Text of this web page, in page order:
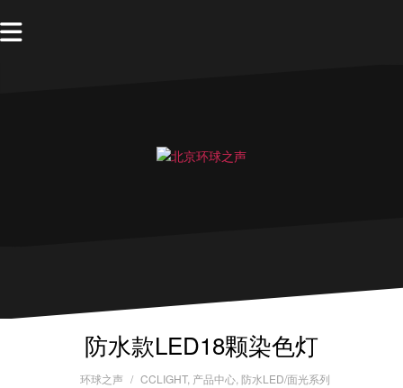
防水款LED18颗染色灯
环球之声 CCLIGHT, 产品中心 防水LED/面光系列